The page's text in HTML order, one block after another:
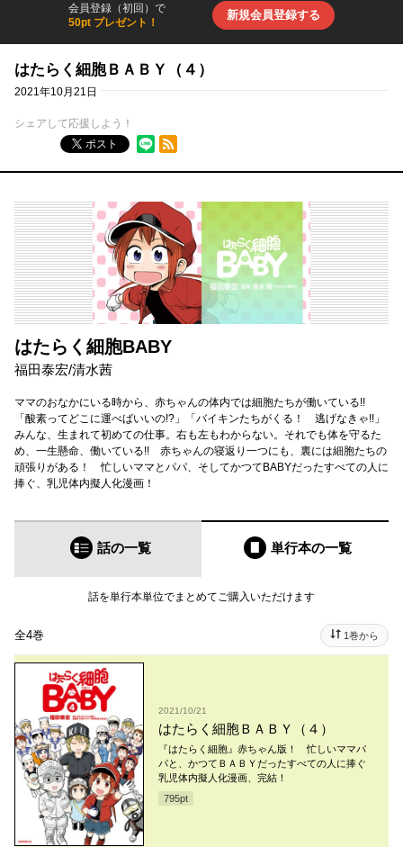
会員登録（初回）で
50pt プレゼント！
新規会員登録する
はたらく細胞ＢＡＢＹ（４）
2021年10月21日
シェアして応援しよう！
ポスト
RSSフィード
はたらく細胞BABY
福田泰宏/清水茜
ママのおなかにいる時から、赤ちゃんの体内では細胞たちが働いている!!
「酸素ってどこに運べばいいの!?」「バイキンたちがくる！ 逃げなきゃ!!」
みんな、生まれて初めての仕事。右も左もわからない。それでも体を守るた
め、一生懸命、働いている!! 赤ちゃんの寝返り一つにも、裏には細胞たちの
頑張りがある！ 忙しいママとパパ、そしてかつてBABYだったすべての人に
捧ぐ、乳児体内擬人化漫画！
話の一覧 単行本の一覧
話を単行本単位でまとめてご購入いただけます
全4巻 1巻から
2021/10/21
はたらく細胞ＢＡＢＹ（４）
『はたらく細胞』赤ちゃん版！ 忙しいママパ
パと、かつてＢＡＢＹだったすべての人に捧ぐ
乳児体内擬人化漫画、完結！
795pt